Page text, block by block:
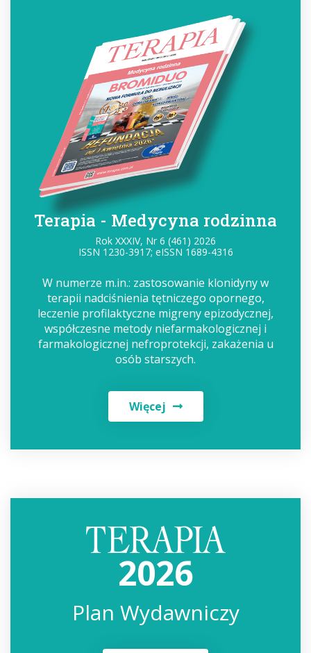
Terapia - Medycyna rodzinna
Rok XXXIV, Nr 6 (461) 2026
ISSN 1230-3917; eISSN 1689-4316
W numerze m.in.: zastosowanie klonidyny w
terapii nadciśnienia tętniczego opornego,
leczenie profilaktyczne migreny epizodycznej,
współczesne metody niefarmakologicznej i
farmakologicznej nefroprotekcji, zakażenia u
osób starszych.
Więcej
2026
Plan Wydawniczy